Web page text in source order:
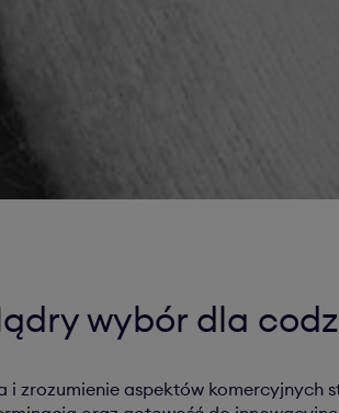
wybór dla
i zrozumienie aspektów komercyjnych